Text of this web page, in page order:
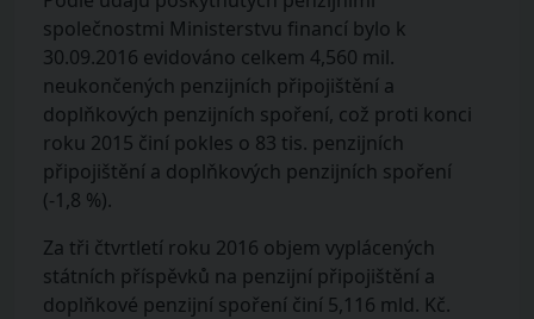
společnostmi Ministerstvu financí bylo k
30.09.2016 evidováno celkem 4,560 mil.
neukončených penzijních připojištění a
doplňkových penzijních spoření, což proti konci
roku 2015 činí pokles o 83 tis. penzijních
připojištění a doplňkových penzijních spoření
(-1,8 %).
Za tři čtvrtletí roku 2016 objem vyplácených
státních příspěvků na penzijní připojištění a
doplňkové penzijní spoření činí 5,116 mld. Kč.